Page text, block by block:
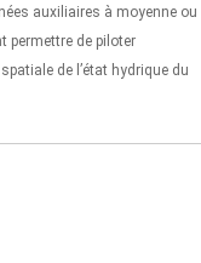
auxiliaires à moyenne ou
permettre de piloter
de l’état hydrique du